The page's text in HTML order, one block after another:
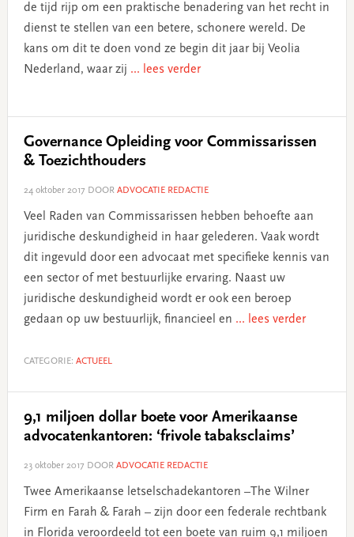
de tijd rijp om een praktische benadering van het recht in
dienst te stellen van een betere, schonere wereld. De
kans om dit te doen vond ze begin dit jaar bij Veolia
Nederland, waar zij ... lees verder
Governance Opleiding voor Commissarissen
& Toezichthouders
24 oktober 2017 DOOR ADVOCATIE REDACTIE
Veel Raden van Commissarissen hebben behoefte aan
juridische deskundigheid in haar gelederen. Vaak wordt
dit ingevuld door een advocaat met specifieke kennis van
een sector of met bestuurlijke ervaring. Naast uw
juridische deskundigheid wordt er ook een beroep
gedaan op uw bestuurlijk, financieel en ... lees verder
CATEGORIE: ACTUEEL
9,1 miljoen dollar boete voor Amerikaanse
advocatenkantoren: ‘frivole tabaksclaims’
23 oktober 2017 DOOR ADVOCATIE REDACTIE
Twee Amerikaanse letselschadekantoren –The Wilner
Firm en Farah & Farah – zijn door een federale rechtbank
in Florida veroordeeld tot een boete van ruim 9,1 miljoen